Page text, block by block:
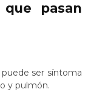
pasan
ser síntoma
y pulmón.